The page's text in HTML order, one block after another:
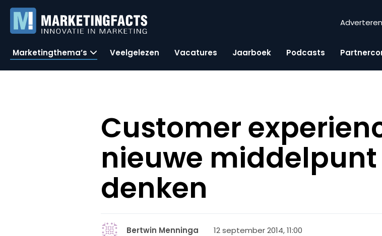
Adverteren
Marketingthema’s Veelgelezen Vacatures Jaarboek Podcasts
Customer
nieuwe middelpunt
denken
Bertwin Menninga 12 september 2014, 11:00